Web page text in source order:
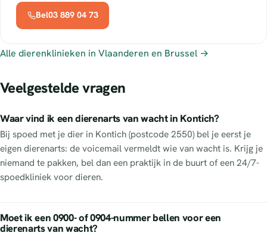
Bel03 889 04 73
Alle dierenklinieken in Vlaanderen en Brussel →
Veelgestelde vragen
Waar vind ik een dierenarts van wacht in Kontich?
Bij spoed met je dier in Kontich (postcode 2550) bel je eerst je
eigen dierenarts: de voicemail vermeldt wie van wacht is. Krijg je
niemand te pakken, bel dan een praktijk in de buurt of een 24/7-
spoedkliniek voor dieren.
Moet ik een 0900- of 0904-nummer bellen voor een
dierenarts van wacht?